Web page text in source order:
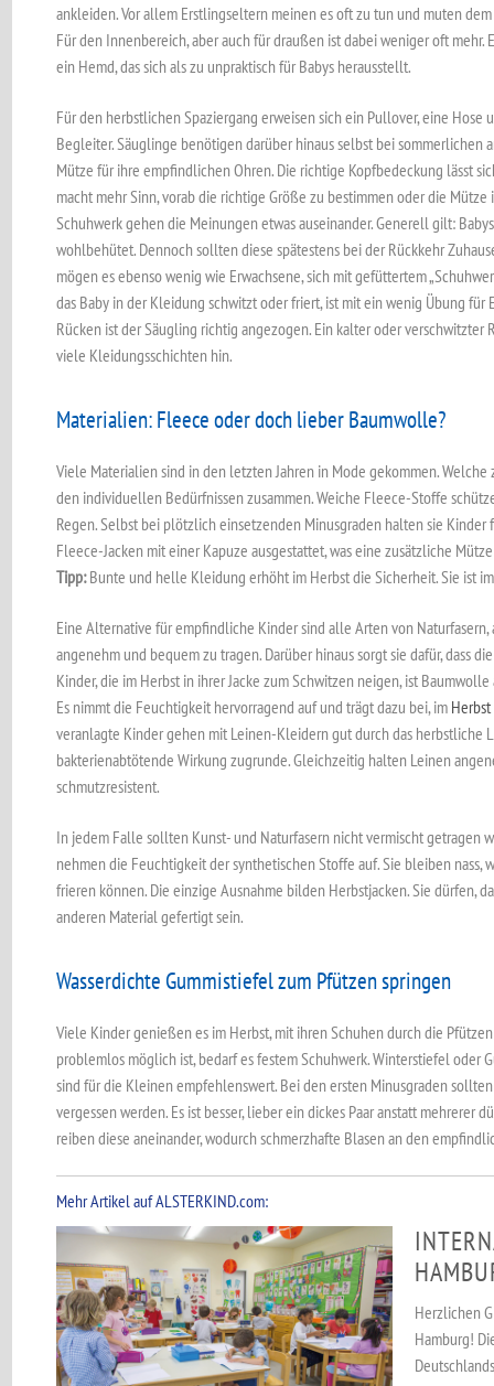
ankleiden. Vor allem Erstlingseltern meinen es oft zu tun und muten
Für den Innenbereich, aber auch für draußen ist dabei weniger oft mehr.
ein Hemd, das sich als zu unpraktisch für Babys herausstellt.
Für den herbstlichen Spaziergang erweisen sich ein Pullover, eine Hose
Begleiter. Säuglinge benötigen darüber hinaus selbst bei
Mütze für ihre empfindlichen Ohren. Die richtige Kopfbedeckung lässt
macht mehr Sinn, vorab die richtige Größe zu bestimmen oder die Mütze
Schuhwerk gehen die Meinungen etwas auseinander. Generell gilt:
wohlbehütet. Dennoch sollten diese spätestens bei der Rückkehr
mögen es ebenso wenig wie Erwachsene, sich mit gefüttertem
das Baby in der Kleidung schwitzt oder friert, ist mit ein wenig Übung für
Rücken ist der Säugling richtig angezogen. Ein kalter oder verschwitzter
viele Kleidungsschichten hin.
Materialien: Fleece oder doch lieber Baumwolle?
Viele Materialien sind in den letzten Jahren in Mode gekommen.
den individuellen Bedürfnissen zusammen. Weiche Fleece-Stoffe
Regen. Selbst bei plötzlich einsetzenden Minusgraden halten sie
Fleece-Jacken mit einer Kapuze ausgestattet, was eine zusätzliche
Tipp:Bunte und helle Kleidung erhöht im Herbst die Sicherheit. Sie ist
Eine Alternative für empfindliche Kinder sind alle Arten von
angenehm und bequem zu tragen. Darüber hinaus sorgt sie dafür, dass
Kinder, die im Herbst in ihrer Jacke zum Schwitzen neigen, ist
Es nimmt die Feuchtigkeit hervorragend auf und trägt dazu bei, im
veranlagte Kinder gehen mit Leinen-Kleidern gut durch das herbstliche
bakterienabtötende Wirkung zugrunde. Gleichzeitig halten Leinen
schmutzresistent.
In jedem Falle sollten Kunst- und Naturfasern nicht vermischt getragen
nehmen die Feuchtigkeit der synthetischen Stoffe auf. Sie bleiben nass,
frieren können. Die einzige Ausnahme bilden Herbstjacken. Sie dürfen,
anderen Material gefertigt sein.
Wasserdichte Gummistiefel zum Pfützen springen
Viele Kinder genießen es im Herbst, mit ihren Schuhen durch die
problemlos möglich ist, bedarf es festem Schuhwerk. Winterstiefel oder
sind für die Kleinen empfehlenswert. Bei den ersten Minusgraden
vergessen werden. Es ist besser, lieber ein dickes Paar anstatt mehrerer
reiben diese aneinander, wodurch schmerzhafte Blasen an den
Mehr Artikel auf ALSTERKIND.com:
Herzlichen
Hamburg!